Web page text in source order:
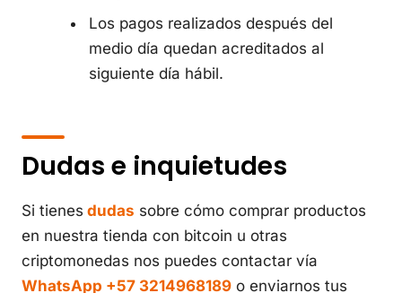
Los pagos realizados después del
medio día quedan acreditados al
siguiente día hábil.
Dudas e inquietudes
Si tienes dudas sobre cómo comprar productos
en nuestra tienda con bitcoin u otras
criptomonedas nos puedes contactar vía
WhatsApp +57 3214968189 o enviarnos tus